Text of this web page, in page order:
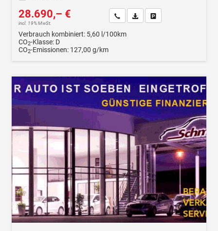
28.690,– €
incl. 19% MwSt.
Wir rufen Sie anFahrzeugexposé (PDF)
Verbrauch kombiniert: 5,60 l/100km
CO2-Klasse: D
CO2-Emissionen: 127,00 g/km